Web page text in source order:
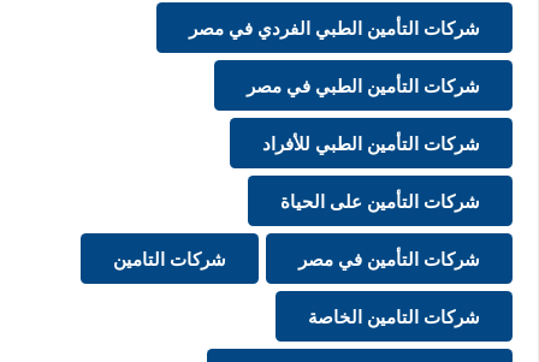
شركات التأمين الطبي الفردي في مصر
شركات التأمين الطبي في مصر
شركات التأمين الطبي للأفراد
شركات التأمين على الحياة
شركات التأمين في مصر شركات التامين
شركات التامين الخاصة